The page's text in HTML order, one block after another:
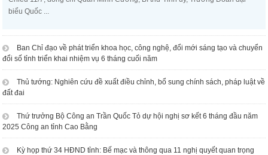
biểu Quốc ...
Ban Chỉ đạo về phát triển khoa học, công nghệ, đổi mới sáng tạo và chuyển
đổi số tỉnh triển khai nhiệm vụ 6 tháng cuối năm
Thủ tướng: Nghiên cứu đề xuất điều chỉnh, bổ sung chính sách, pháp luật về
đất đai
Thứ trưởng Bộ Công an Trần Quốc Tỏ dự hội nghị sơ kết 6 tháng đầu năm
2025 Công an tỉnh Cao Bằng
Kỳ họp thứ 34 HĐND tỉnh: Bế mạc và thông qua 11 nghị quyết quan trọng